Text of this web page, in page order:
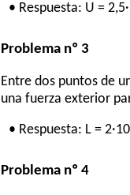
• Respuesta: U =
Problema nº 3
Entre dos puntos de
una fuerza exterior
• Respuesta: L =
Problema nº 4